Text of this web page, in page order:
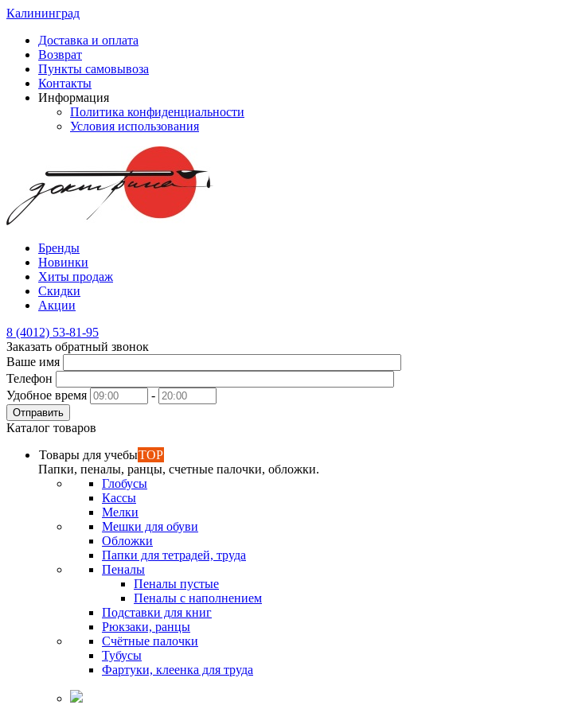
Калининград
Доставка и оплата
Возврат
Пункты самовывоза
Контакты
Информация
Политика конфиденциальности
Условия использования
Бренды
Новинки
Хиты продаж
Скидки
Акции
8 (4012) 53-81-95
Заказать обратный звонок
Ваше имя
Телефон
Удобное время
-
Отправить
Каталог товаров
Товары для учебыTOP
Папки, пеналы, ранцы, счетные палочки, обложки.
Глобусы
Кассы
Мелки
Мешки для обуви
Обложки
Папки для тетрадей, труда
Пеналы
Пеналы пустые
Пеналы с наполнением
Подставки для книг
Рюкзаки, ранцы
Счётные палочки
Тубусы
Фартуки, клеенка для труда